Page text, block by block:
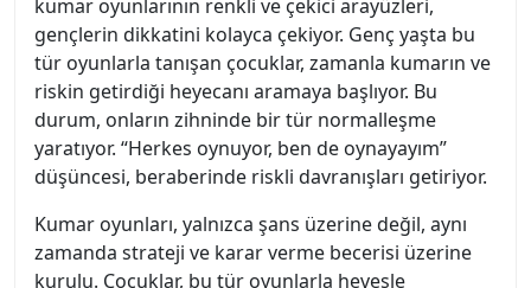
kumar oyunlarının renkli ve çekici arayüzleri,
gençlerin dikkatini kolayca çekiyor. Genç yaşta bu
tür oyunlarla tanışan çocuklar, zamanla kumarın ve
riskin getirdiği heyecanı aramaya başlıyor. Bu
durum, onların zihninde bir tür normalleşme
yaratıyor. “Herkes oynuyor, ben de oynayayım”
düşüncesi, beraberinde riskli davranışları getiriyor.
Kumar oyunları, yalnızca şans üzerine değil, aynı
zamanda strateji ve karar verme becerisi üzerine
kurulu. Çocuklar, bu tür oyunlarla hevesle